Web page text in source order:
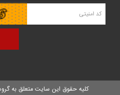
کلیه حقوق این سایت متعلق به